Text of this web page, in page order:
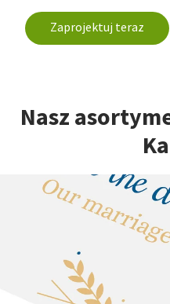
Zaprojektuj teraz
Nasz